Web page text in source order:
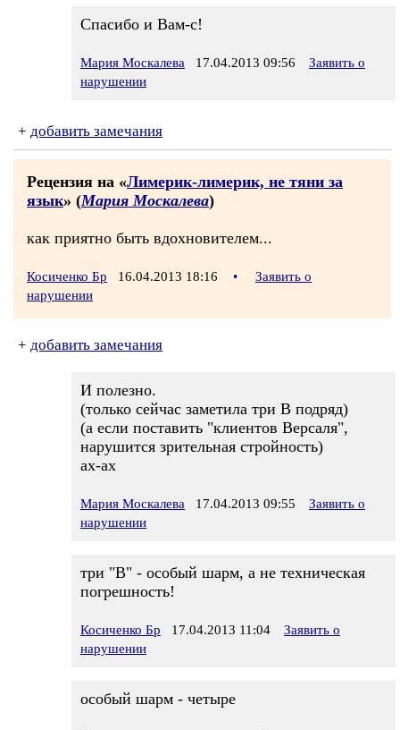
Спасибо и Вам-с!
Мария Москалева 17.04.2013 09:56
Заявить о
нарушении
+ добавить замечания
Рецензия на «Лимерик-лимерик, не тяни за
язык» (Мария Москалева)
как приятно быть вдохновителем...
Косиченко Бр 16.04.2013 18:16 •
Заявить о
нарушении
+ добавить замечания
И полезно.
(только сейчас заметила три В подряд)
(а если поставить "клиентов Версаля",
нарушится зрительная стройность)
ах-ах
Мария Москалева 17.04.2013 09:55
Заявить о
нарушении
три "В" - особый шарм, а не техническая
погрешность!
Косиченко Бр 17.04.2013 11:04
Заявить о
нарушении
особый шарм - четыре